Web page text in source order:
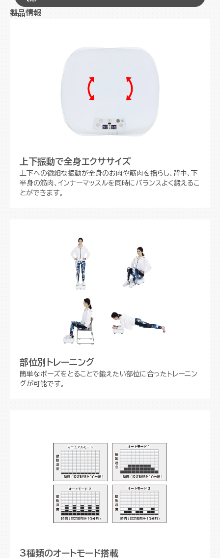
製品情報
上下振動で全身エクササイズ
上下への微細な振動が全身のお肉や筋肉を揺らし、背中、下
半身の筋肉、インナーマッスルを同時にバランスよく鍛えるこ
とができます。
部位別トレーニング
簡単なポーズをとることで鍛えたい部位に合ったトレーニン
グが可能です。
3種類のオートモード搭載